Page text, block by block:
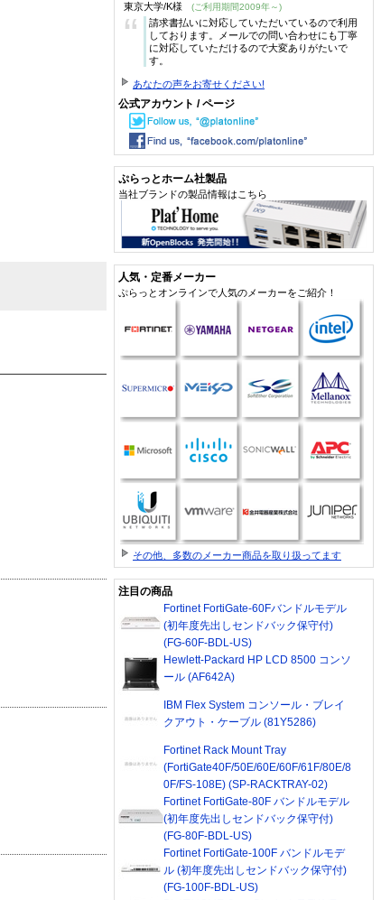
東京大学/K様 (ご利用期間2009年～)
“
請求書払いに対応していただいているので利用
しております。メールでの問い合わせにも丁寧
に対応していただけるので大変ありがたいで
す。
あなたの声をお寄せください!
公式アカウント / ページ
ぷらっとホーム社製品
当社ブランドの製品情報はこちら
人気・定番メーカー
ぷらっとオンラインで人気のメーカーをご紹介！
その他、多数のメーカー商品を取り扱ってます
注目の商品
Fortinet FortiGate-60Fバンドルモデル
(初年度先出しセンドバック保守付)
(FG-60F-BDL-US)
Hewlett-Packard HP LCD 8500 コンソ
ール (AF642A)
IBM Flex System コンソール・ブレイ
クアウト・ケーブル (81Y5286)
Fortinet Rack Mount Tray
(FortiGate40F/50E/60E/60F/61F/80E/8
0F/FS-108E) (SP-RACKTRAY-02)
Fortinet FortiGate-80F バンドルモデル
(初年度先出しセンドバック保守付)
(FG-80F-BDL-US)
Fortinet FortiGate-100F バンドルモデ
ル (初年度先出しセンドバック保守付)
(FG-100F-BDL-US)